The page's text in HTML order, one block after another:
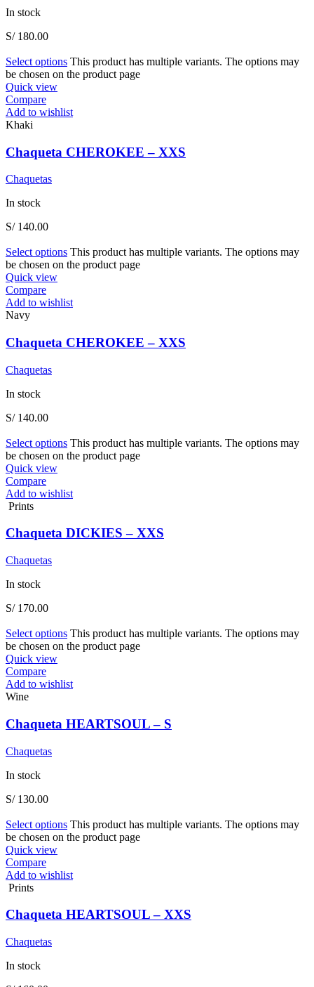
In stock
S/180.00
Select options This product has multiple variants. The options may
be chosen on the product page
Quick view
Compare
Add to wishlist
Khaki
Chaqueta CHEROKEE – XXS
Chaquetas
In stock
S/140.00
Select options This product has multiple variants. The options may
be chosen on the product page
Quick view
Compare
Add to wishlist
Navy
Chaqueta CHEROKEE – XXS
Chaquetas
In stock
S/140.00
Select options This product has multiple variants. The options may
be chosen on the product page
Quick view
Compare
Add to wishlist
Prints
Chaqueta DICKIES – XXS
Chaquetas
In stock
S/170.00
Select options This product has multiple variants. The options may
be chosen on the product page
Quick view
Compare
Add to wishlist
Wine
Chaqueta HEARTSOUL – S
Chaquetas
In stock
S/130.00
Select options This product has multiple variants. The options may
be chosen on the product page
Quick view
Compare
Add to wishlist
Prints
Chaqueta HEARTSOUL – XXS
Chaquetas
In stock